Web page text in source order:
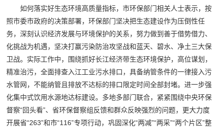
如何落实好生态环境高质量指标，市环保部门相关人士表示，按
照市委市政府的决策部署，环保部门坚决把生态建设作为压倒性任
务，深刻认识经济发展与环境保护的关系，努力做到善于借势借力、
化挑战为机遇，坚决打赢污染防治攻坚战和蓝天、碧水、净土三大保
卫战。实际工作中，围绕抓好长江经济带生态环境保护，高位谋划，
精准治污，全面排查入江工业污水排口，具备纳管条件的一律接入污
水管网，不能纳管且排放不达标的排口限定时间全部封堵。进一步强
化集中式饮用水源地达标建设。多地多部门联合，紧紧围绕中央环保
督察“回头看”、省环保督察组反馈和群众反映强烈的问题，更大力度
开展省“263”和市“116”专项行动，巩固深化“两减”“两采”“两个片区”整